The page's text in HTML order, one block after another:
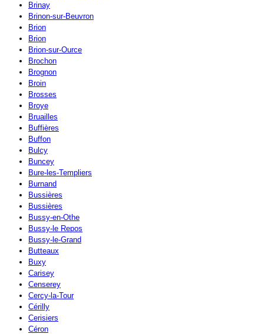
Brinay
Brinon-sur-Beuvron
Brion
Brion
Brion-sur-Ource
Brochon
Brognon
Broin
Brosses
Broye
Bruailles
Buffières
Buffon
Bulcy
Buncey
Bure-les-Templiers
Burnand
Bussières
Bussières
Bussy-en-Othe
Bussy-le Repos
Bussy-le-Grand
Butteaux
Buxy
Carisey
Censerey
Cercy-la-Tour
Cérilly
Cerisiers
Céron